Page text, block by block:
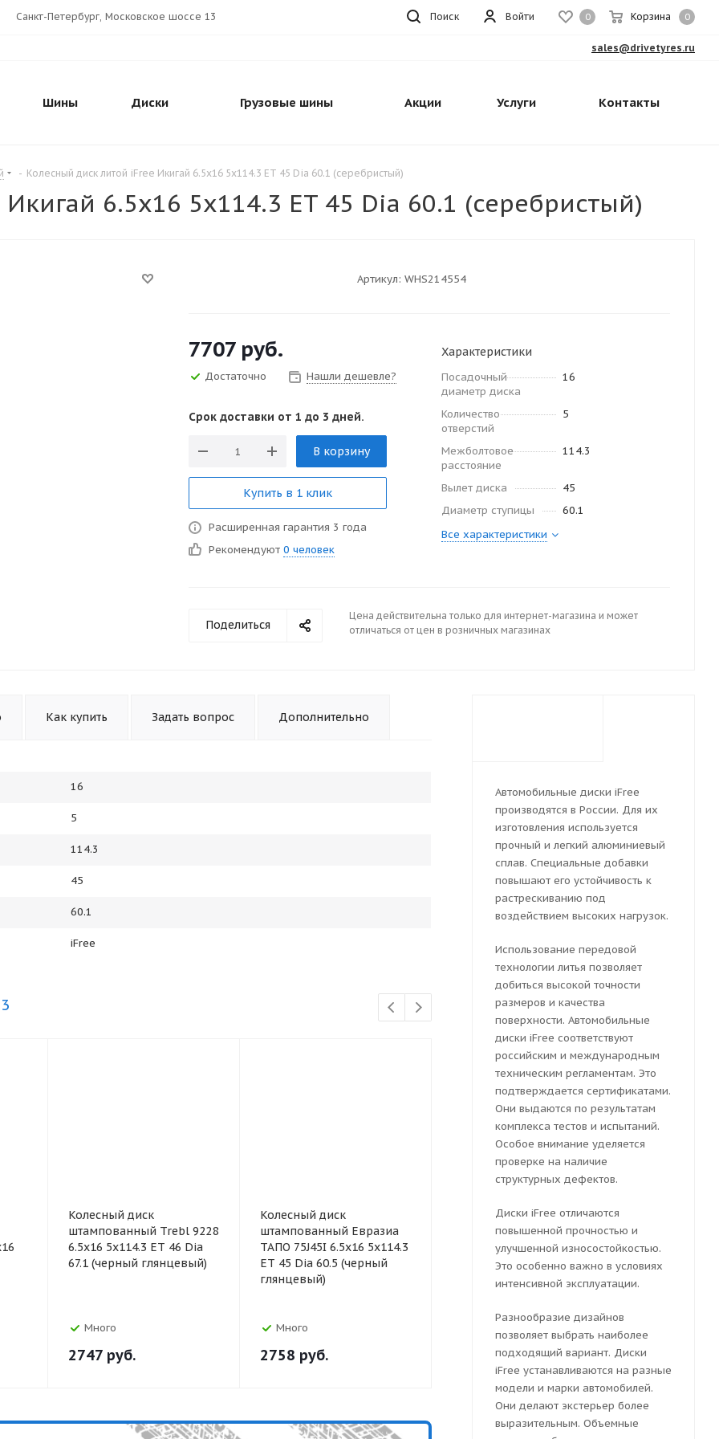
0 Корзина 0
Войти
Санкт-Петербург, Московское шоссе 13 Поиск
sales@drivetyres.ru
Шины Диски Грузовые шины Акции Услуги Контакты
- Колесный диск литой iFree Икигай 6.5x16 5x114.3 ET 45 Dia 60.1 (серебристый)
6.5x16 5x114.3 ET 45 Dia 60.1 (серебристый)
Артикул: WHS214554
7707руб.
Достаточно Нашли дешевле?
Срок доставки от 1 до 3 дней.
В корзину
Купить в 1 клик
Расширенная гарантия 3 года
Рекомендуют 0 человек
Характеристики
Посадочный
диаметр диска
16
Количество
отверстий
5
Межболтовое
расстояние
114.3
Вылет диска
45
Диаметр ступицы
60.1
Все характеристики
Поделиться
Цена действительна только для интернет-магазина и может
отличаться от цен в розничных магазинах
Как купить Задать вопрос Дополнительно
16
5
114.3
45
60.1
iFree
Колесный диск
штампованный Trebl 9228
6.5x16 5x114.3 ET 46 Dia
67.1 (черный глянцевый)
Много
2747 руб.
Колесный диск
штампованный Евразиа
ТАПО 75J45I 6.5x16 5x114.3
ET 45 Dia 60.5 (черный
глянцевый)
Много
2758 руб.
Колесный диск
штампованный ТЗСК Kia
Ceed 6.5x16 5x114.3 ET 46
Dia 67.1 (серебристый)
руб.
Тольятти Kia
5x114.3 ET
2768
Автомобильные диски iFree
производятся в России. Для их
изготовления используется
прочный и легкий алюминиевый
сплав. Специальные добавки
повышают его устойчивость к
растрескиванию под
воздействием высоких нагрузок.
Использование передовой
технологии литья позволяет
добиться высокой точности
размеров и качества
поверхности. Автомобильные
диски iFree соответствуют
российским и международным
техническим регламентам. Это
подтверждается сертификатами.
Они выдаются по результатам
комплекса тестов и испытаний.
Особое внимание уделяется
проверке на наличие
структурных дефектов.
Диски iFree отличаются
повышенной прочностью и
улучшенной износостойкостью.
Это особенно важно в условиях
интенсивной эксплуатации.
Разнообразие дизайнов
позволяет выбрать наиболее
подходящий вариант. Диски
iFree устанавливаются на разные
модели и марки автомобилей.
Они делают экстерьер более
выразительным. Объемные